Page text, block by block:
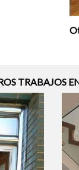
TRABAJOS